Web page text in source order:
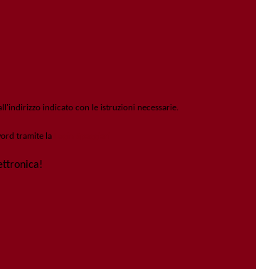
indicato con le istruzioni necessarie.
tramite la